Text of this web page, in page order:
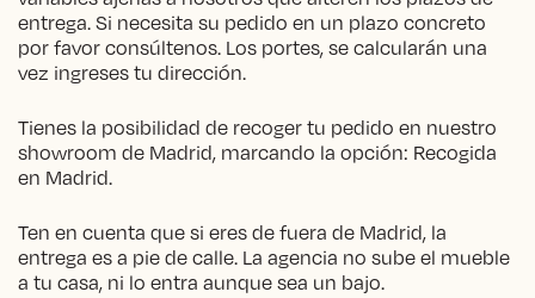
entrega. Si necesita su pedido en un plazo concreto
por favor consúltenos. Los portes, se calcularán una
vez ingreses tu dirección.
Tienes la posibilidad de recoger tu pedido en nuestro
showroom de Madrid, marcando la opción: Recogida
en Madrid.
Ten en cuenta que si eres de fuera de Madrid, la
entrega es a pie de calle. La agencia no sube el mueble
a tu casa, ni lo entra aunque sea un bajo.